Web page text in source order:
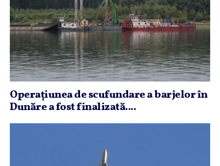
Operaţiunea de scufundare a barjelor în
Dunăre a fost finalizată....